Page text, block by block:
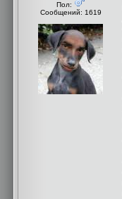
Пол:
Сообщений: 1619